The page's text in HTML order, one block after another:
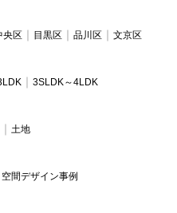
央区 目黒区 品川区 文京区
3SLDK～4LDK
土地
空間デザイン事例